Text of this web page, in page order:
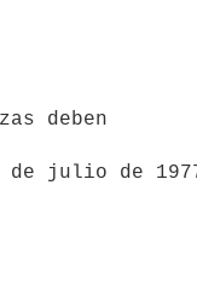
deben
de julio de